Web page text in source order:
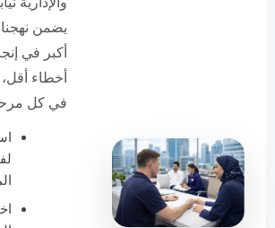
يضمن
أكبر في
أخطاء
في كل